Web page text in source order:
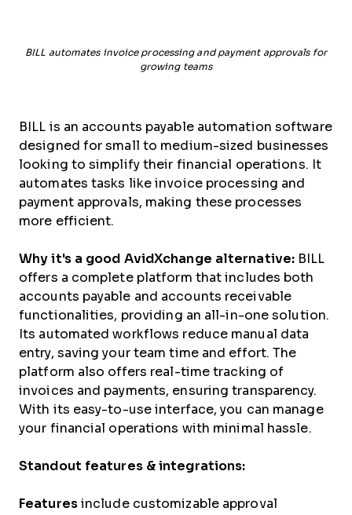
BILL automates invoice processing and payment approvals for
growing teams
BILL is an accounts payable automation software
designed for small to medium-sized businesses
looking to simplify their financial operations. It
automates tasks like invoice processing and
payment approvals, making these processes
more efficient.
Why it's a good AvidXchange alternative: BILL
offers a complete platform that includes both
accounts payable and accounts receivable
functionalities, providing an all-in-one solution.
Its automated workflows reduce manual data
entry, saving your team time and effort. The
platform also offers real-time tracking of
invoices and payments, ensuring transparency.
With its easy-to-use interface, you can manage
your financial operations with minimal hassle.
Standout features & integrations:
Featuresinclude customizable approval